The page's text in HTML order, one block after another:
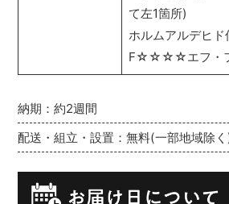
納期：約2週間
配送・組立・設置：無料(一部地域除く
て左1箇所)
ホルムアルデヒ
F☆☆☆☆エフ・フ